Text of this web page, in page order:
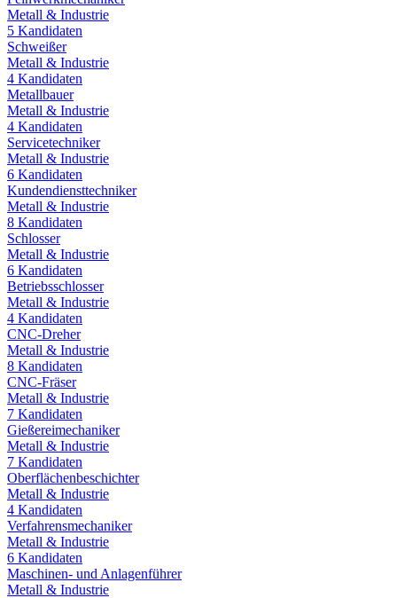
Metall & Industrie
5 Kandidaten
Schweißer
Metall & Industrie
4 Kandidaten
Metallbauer
Metall & Industrie
4 Kandidaten
Servicetechniker
Metall & Industrie
6 Kandidaten
Kundendiensttechniker
Metall & Industrie
8 Kandidaten
Schlosser
Metall & Industrie
6 Kandidaten
Betriebsschlosser
Metall & Industrie
4 Kandidaten
CNC-Dreher
Metall & Industrie
8 Kandidaten
CNC-Fräser
Metall & Industrie
7 Kandidaten
Gießereimechaniker
Metall & Industrie
7 Kandidaten
Oberflächenbeschichter
Metall & Industrie
4 Kandidaten
Verfahrensmechaniker
Metall & Industrie
6 Kandidaten
Maschinen- und Anlagenführer
Metall & Industrie